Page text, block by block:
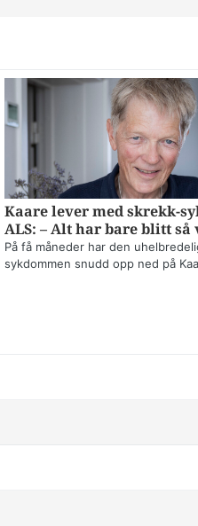
Kaare lever med skrekk-
ALS: – Alt har bare blitt så
På få måneder har den
sykdommen snudd opp ned på